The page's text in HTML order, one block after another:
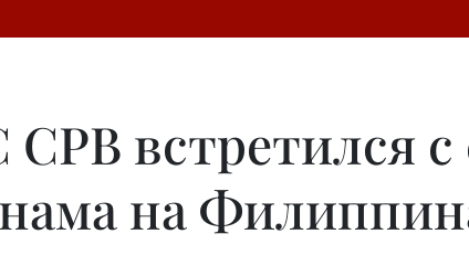
СРВ встретился
на